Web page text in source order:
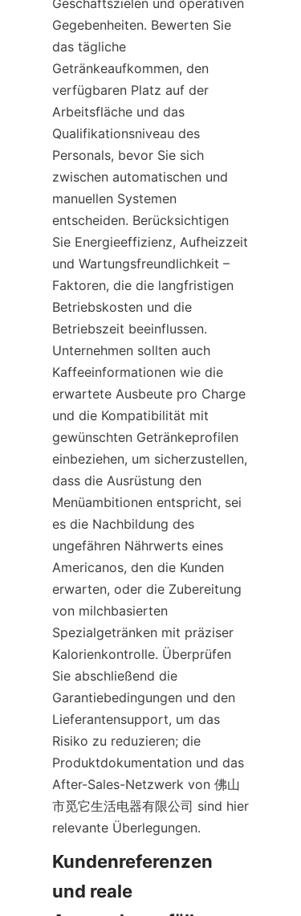
Geschäftszielen und operativen
Gegebenheiten. Bewerten Sie
das tägliche
Getränkeaufkommen, den
verfügbaren Platz auf der
Arbeitsfläche und das
Qualifikationsniveau des
Personals, bevor Sie sich
zwischen automatischen und
manuellen Systemen
entscheiden. Berücksichtigen
Sie Energieeffizienz, Aufheizzeit
und Wartungsfreundlichkeit –
Faktoren, die die langfristigen
Betriebskosten und die
Betriebszeit beeinflussen.
Unternehmen sollten auch
Kaffeeinformationen wie die
erwartete Ausbeute pro Charge
und die Kompatibilität mit
gewünschten Getränkeprofilen
einbeziehen, um sicherzustellen,
dass die Ausrüstung den
Menüambitionen entspricht, sei
es die Nachbildung des
ungefähren Nährwerts eines
Americanos, den die Kunden
erwarten, oder die Zubereitung
von milchbasierten
Spezialgetränken mit präziser
Kalorienkontrolle. Überprüfen
Sie abschließend die
Garantiebedingungen und den
Lieferantensupport, um das
Risiko zu reduzieren; die
Produktdokumentation und das
After-Sales-Netzwerk von 佛山
市觅它生活电器有限公司 sind hier
relevante Überlegungen.
Kundenreferenzen
und reale